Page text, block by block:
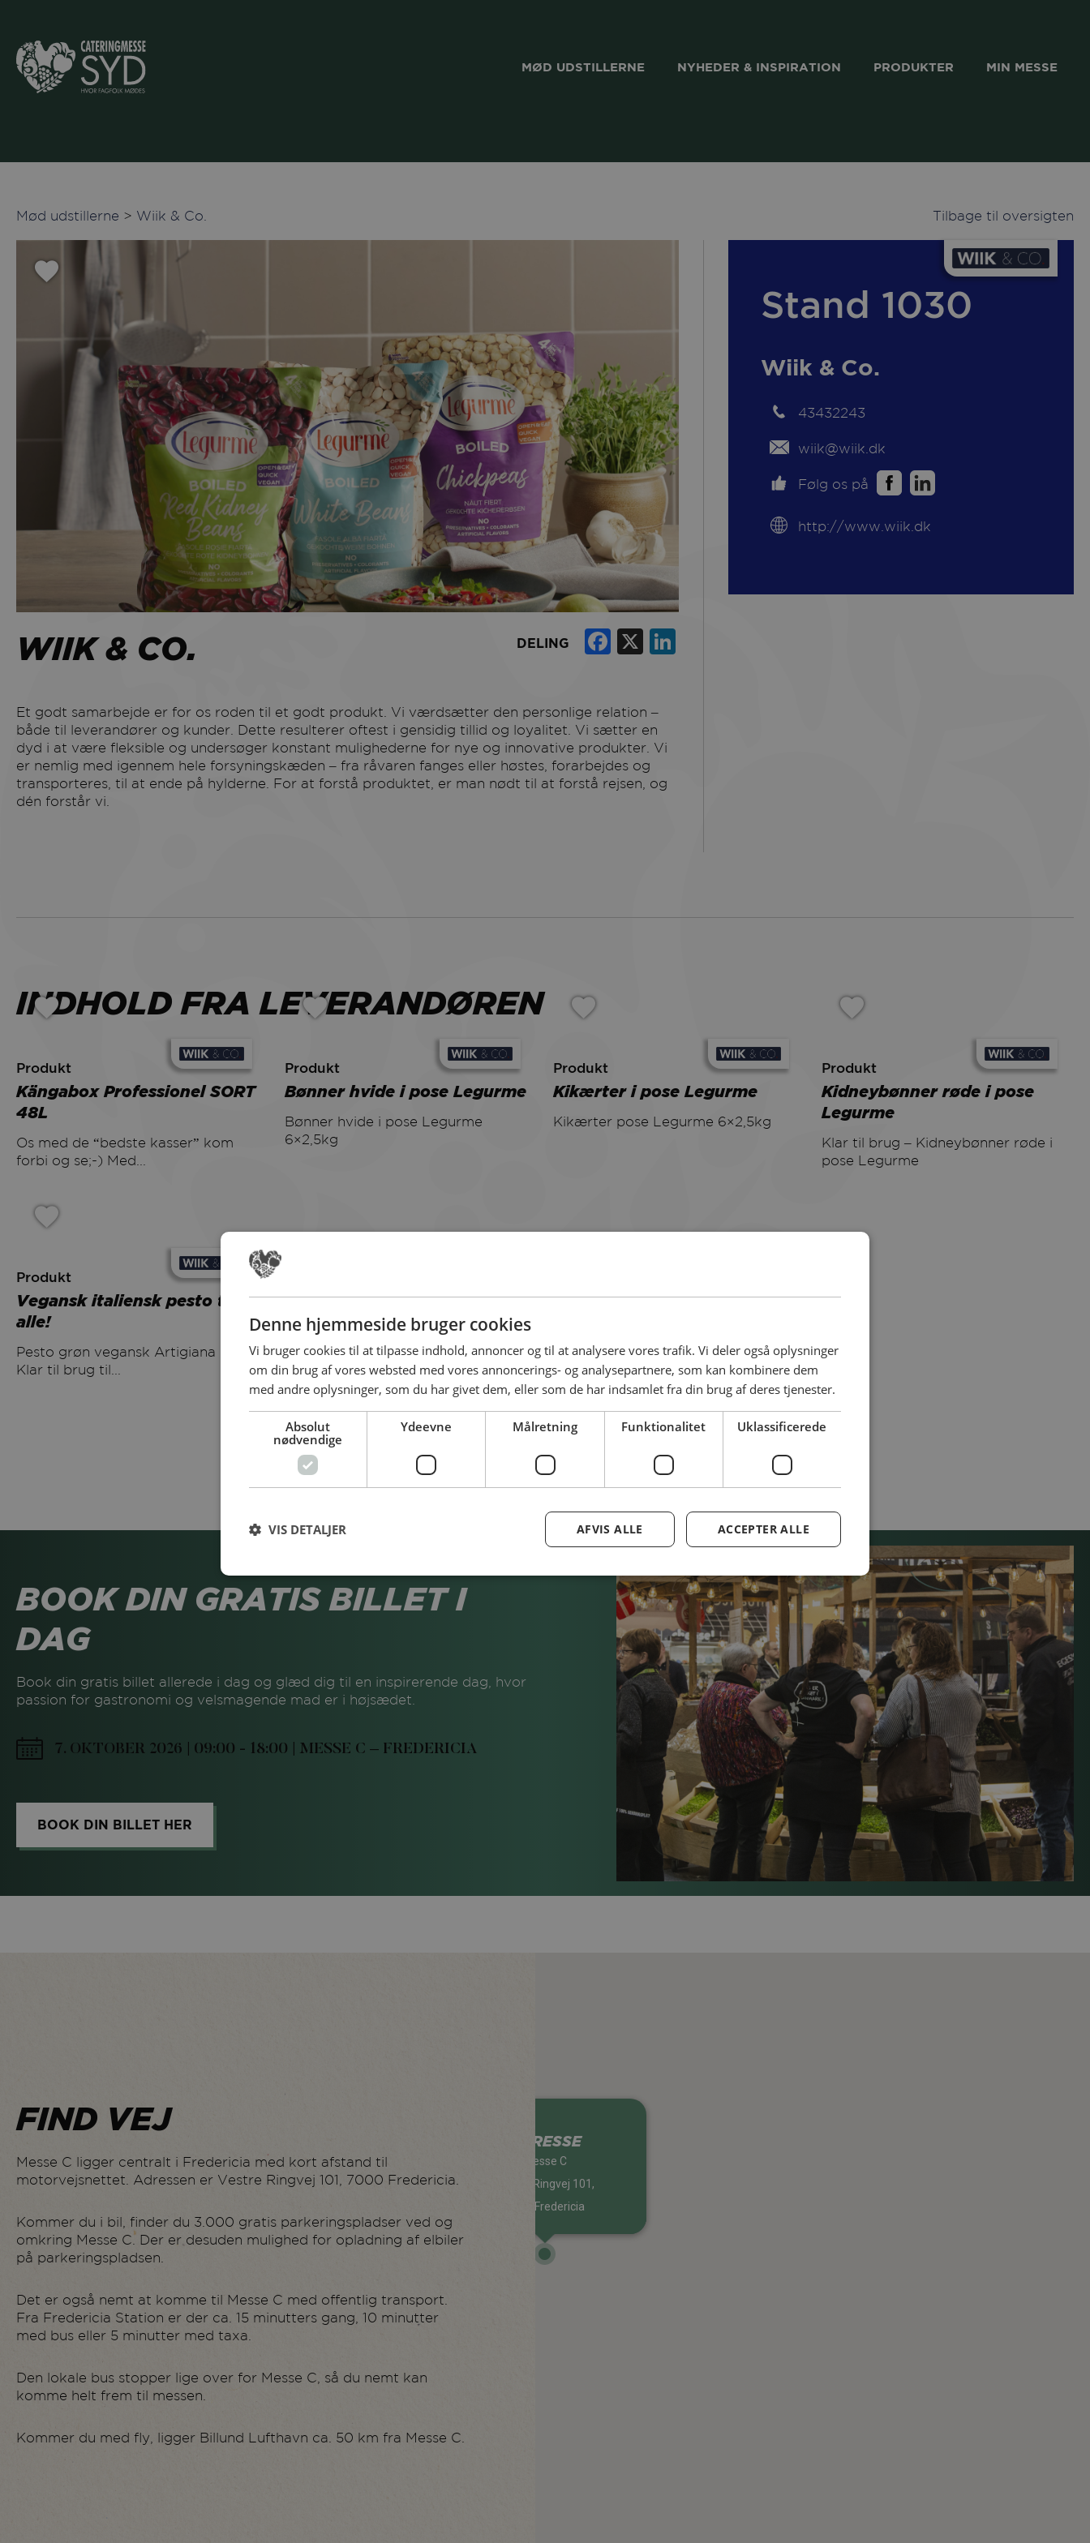
MØD UDSTILLERNE NYHEDER & INSPIRATION PRODUKTER MIN MESSE
Mød udstillerne > Wiik & Co. Tilbage til oversigten
WIIK & CO. DELING Facebook
X
Et godt samarbejde er for os roden til et godt produkt. Vi værdsætter den personlige relation –
både til leverandører og kunder. Dette resulterer oftest i gensidig tillid og loyalitet. Vi sætter en
dyd i at være fleksible og undersøger konstant mulighederne for nye og innovative produkter. Vi
er nemlig med igennem hele forsyningskæden – fra råvaren fanges eller høstes, forarbejdes og
transporteres, til at ende på hylderne. For at forstå produktet, er man nødt til at forstå rejsen, og
dén forstår vi.
Stand 1030
Wiik & Co.
43432243
wiik@wiik.dk
Følg os på
http://www.wiik.dk
INDHOLD FRA LEVERANDØREN
Produkt
Kängabox Professionel SORT
48L
Os med de “bedste kasser” kom
forbi og se;-) Med...
Produkt
Bønner hvide i pose Legurme
Bønner hvide i pose Legurme
6×2,5kg
Produkt
Kikærter i pose Legurme
Kikærter pose Legurme 6×2,5kg
Produkt
Kidneybønner røde i pose
Legurme
Klar til brug – Kidneybønner røde i
pose Legurme
Produkt
Vegansk italiensk pesto til
alle!
Pesto grøn vegansk Artigiana 980g –
Klar til brug til...
BOOK DIN GRATIS BILLET I
DAG
Book din gratis billet allerede i dag og glæd dig til en inspirerende dag, hvor
passion for gastronomi og velsmagende mad er i højsædet.
7. OKTOBER 2026 | 09:00 - 18:00 | MESSE C – FREDERICIA
BOOK DIN BILLET HER
FIND VEJ
Messe C ligger centralt i Fredericia med kort afstand til
motorvejsnettet. Adressen er Vestre Ringvej 101, 7000 Fredericia.
Kommer du i bil, finder du 3.000 gratis parkeringspladser ved og
omkring Messe C. Der er desuden mulighed for opladning af elbiler
på parkeringspladsen.
Det er også nemt at komme til Messe C med offentlig transport.
Fra Fredericia Station er der ca. 15 minutters gang, 10 minutter
med bus eller 5 minutter med taxa.
Den lokale bus stopper lige over for Messe C, så du nemt kan
komme helt frem til messen.
Kommer du med fly, ligger Billund Lufthavn ca. 50 km fra Messe C.
ADRESSE
Messe C
Vestre Ringvej 101,
7000 Fredericia
Denne hjemmeside bruger cookies
Vi bruger cookies til at tilpasse indhold, annoncer og til at analysere vores trafik. Vi deler også oplysninger
om din brug af vores websted med vores annoncerings- og analysepartnere, som kan kombinere dem
med andre oplysninger, som du har givet dem, eller som de har indsamlet fra din brug af deres tjenester.
Absolut
nødvendige
Ydeevne Målretning Funktionalitet Uklassificerede
ACCEPTER ALLE
AFVIS ALLE
VIS DETALJER